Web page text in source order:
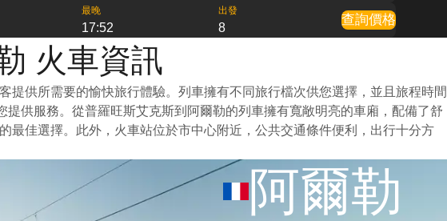
最晚
17:52
出發
8
查詢價格
火車資訊
供所需要的愉快旅行體驗。列車擁有不同旅行檔次供您選擇，並且旅程時間
供服務。從普羅旺斯艾克斯到阿爾勒的列車擁有寬敞明亮的車廂，配備了舒
佳選擇。此外，火車站位於市中心附近，公共交通條件便利，出行十分方
阿爾勒